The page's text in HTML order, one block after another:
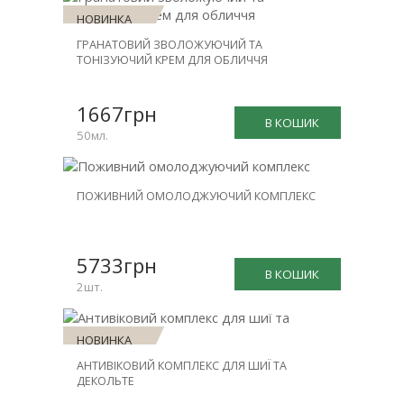
НОВИНКА
ГРАНАТОВИЙ ЗВОЛОЖУЮЧИЙ ТА
ТОНІЗУЮЧИЙ КРЕМ ДЛЯ ОБЛИЧЧЯ
В КОШИК
1667грн
50мл.
НОВИНКА
-31%
ПОЖИВНИЙ ОМОЛОДЖУЮЧИЙ КОМПЛЕКС
В КОШИК
5733грн
2шт.
НОВИНКА
ЗНИЖКА
АНТИВІКОВИЙ КОМПЛЕКС ДЛЯ ШИЇ ТА
ДЕКОЛЬТЕ